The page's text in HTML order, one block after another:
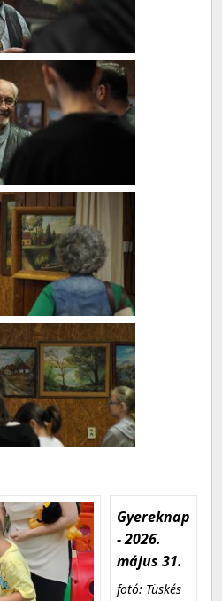
Gyereknap
- 2026.
május 31.
fotó: Tüskés